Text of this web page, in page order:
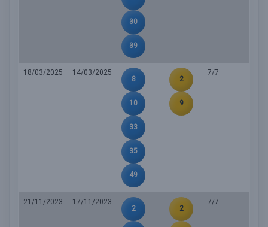
30
39
18/03/2025
14/03/2025
8
10
33
35
49
2
9
7/7
21/11/2023
17/11/2023
2
2
7/7